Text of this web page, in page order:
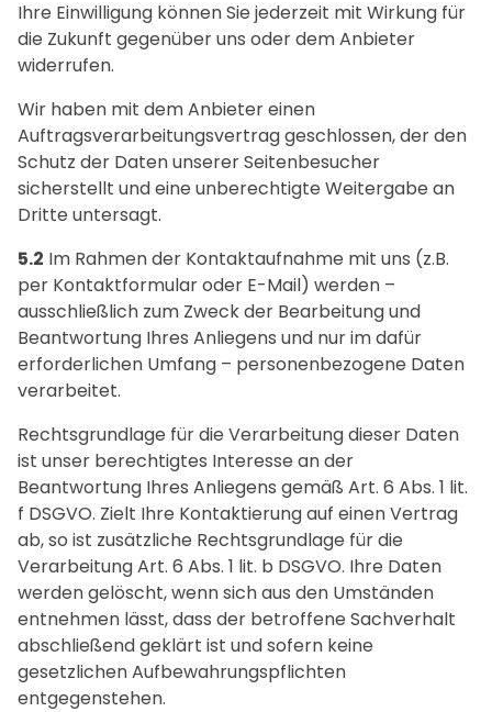
Ihre Einwilligung können Sie jederzeit mit Wirkung für
die Zukunft gegenüber uns oder dem Anbieter
widerrufen.
Wir haben mit dem Anbieter einen
Auftragsverarbeitungsvertrag geschlossen, der den
Schutz der Daten unserer Seitenbesucher
sicherstellt und eine unberechtigte Weitergabe an
Dritte untersagt.
5.2 Im Rahmen der Kontaktaufnahme mit uns (z.B.
per Kontaktformular oder E-Mail) werden –
ausschließlich zum Zweck der Bearbeitung und
Beantwortung Ihres Anliegens und nur im dafür
erforderlichen Umfang – personenbezogene Daten
verarbeitet.
Rechtsgrundlage für die Verarbeitung dieser Daten
ist unser berechtigtes Interesse an der
Beantwortung Ihres Anliegens gemäß Art. 6 Abs. 1 lit.
f DSGVO. Zielt Ihre Kontaktierung auf einen Vertrag
ab, so ist zusätzliche Rechtsgrundlage für die
Verarbeitung Art. 6 Abs. 1 lit. b DSGVO. Ihre Daten
werden gelöscht, wenn sich aus den Umständen
entnehmen lässt, dass der betroffene Sachverhalt
abschließend geklärt ist und sofern keine
gesetzlichen Aufbewahrungspflichten
entgegenstehen.